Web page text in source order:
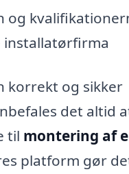
og
installatørfirma
korrekt og sikker
det altid
til montering af
platform gør